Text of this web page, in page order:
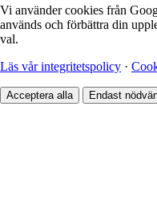
Vi använder cookies från
används och förbättra din
val.
Läs vår integritetspolicy ·
Acceptera alla Endast